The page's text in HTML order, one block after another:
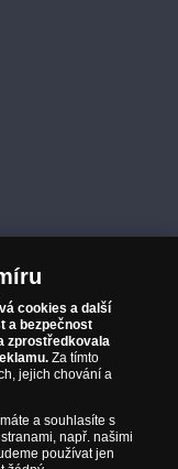
cookies a další
a bezpečnost
zprostředkovala
Za tímto
jejich chování a
a souhlasíte s
např. našimi
používat jen